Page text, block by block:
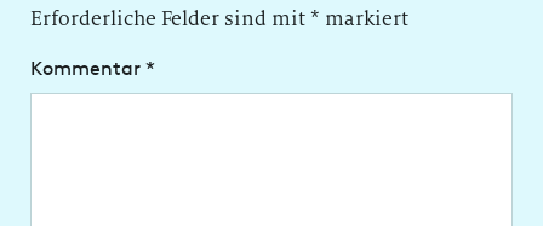
Erforderliche Felder sind mit* markiert
Kommentar *